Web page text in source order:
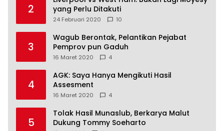
2
yang Perlu Ditakuti
24 Februari 2020 10
3
Wagub Berontak, Pelantikan Pejabat
Pemprov pun Gaduh
16 Maret 2020 4
4
AGK: Saya Hanya Mengikuti Hasil
Assesment
16 Maret 2020 4
5
Tolak Hasil Munaslub, Berkarya Malut
Dukung Tommy Soeharto